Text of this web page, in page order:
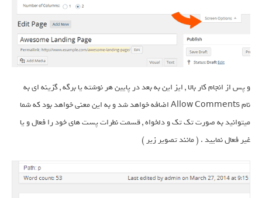
و پس از انجام کار بالا , ایز این به بعد در پایین هر نوشته یا برگه , گزینه ای به
نام Allow Comments اضافه خواهد شد و به این معنی خواهد بود که شما
میتوانید به صورت تک تک و دلخواه , قسمت نطرات پست های خود را فعال و یا
غیر فعال نمایید . ( مانند تصویر زیر )